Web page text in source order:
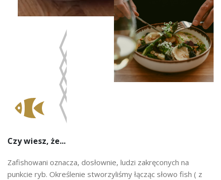
Czy wiesz, że...
Zafishowani oznacza, dosłownie, ludzi zakręconych na
punkcie ryb. Określenie stworzyliśmy łącząc słowo fish ( z